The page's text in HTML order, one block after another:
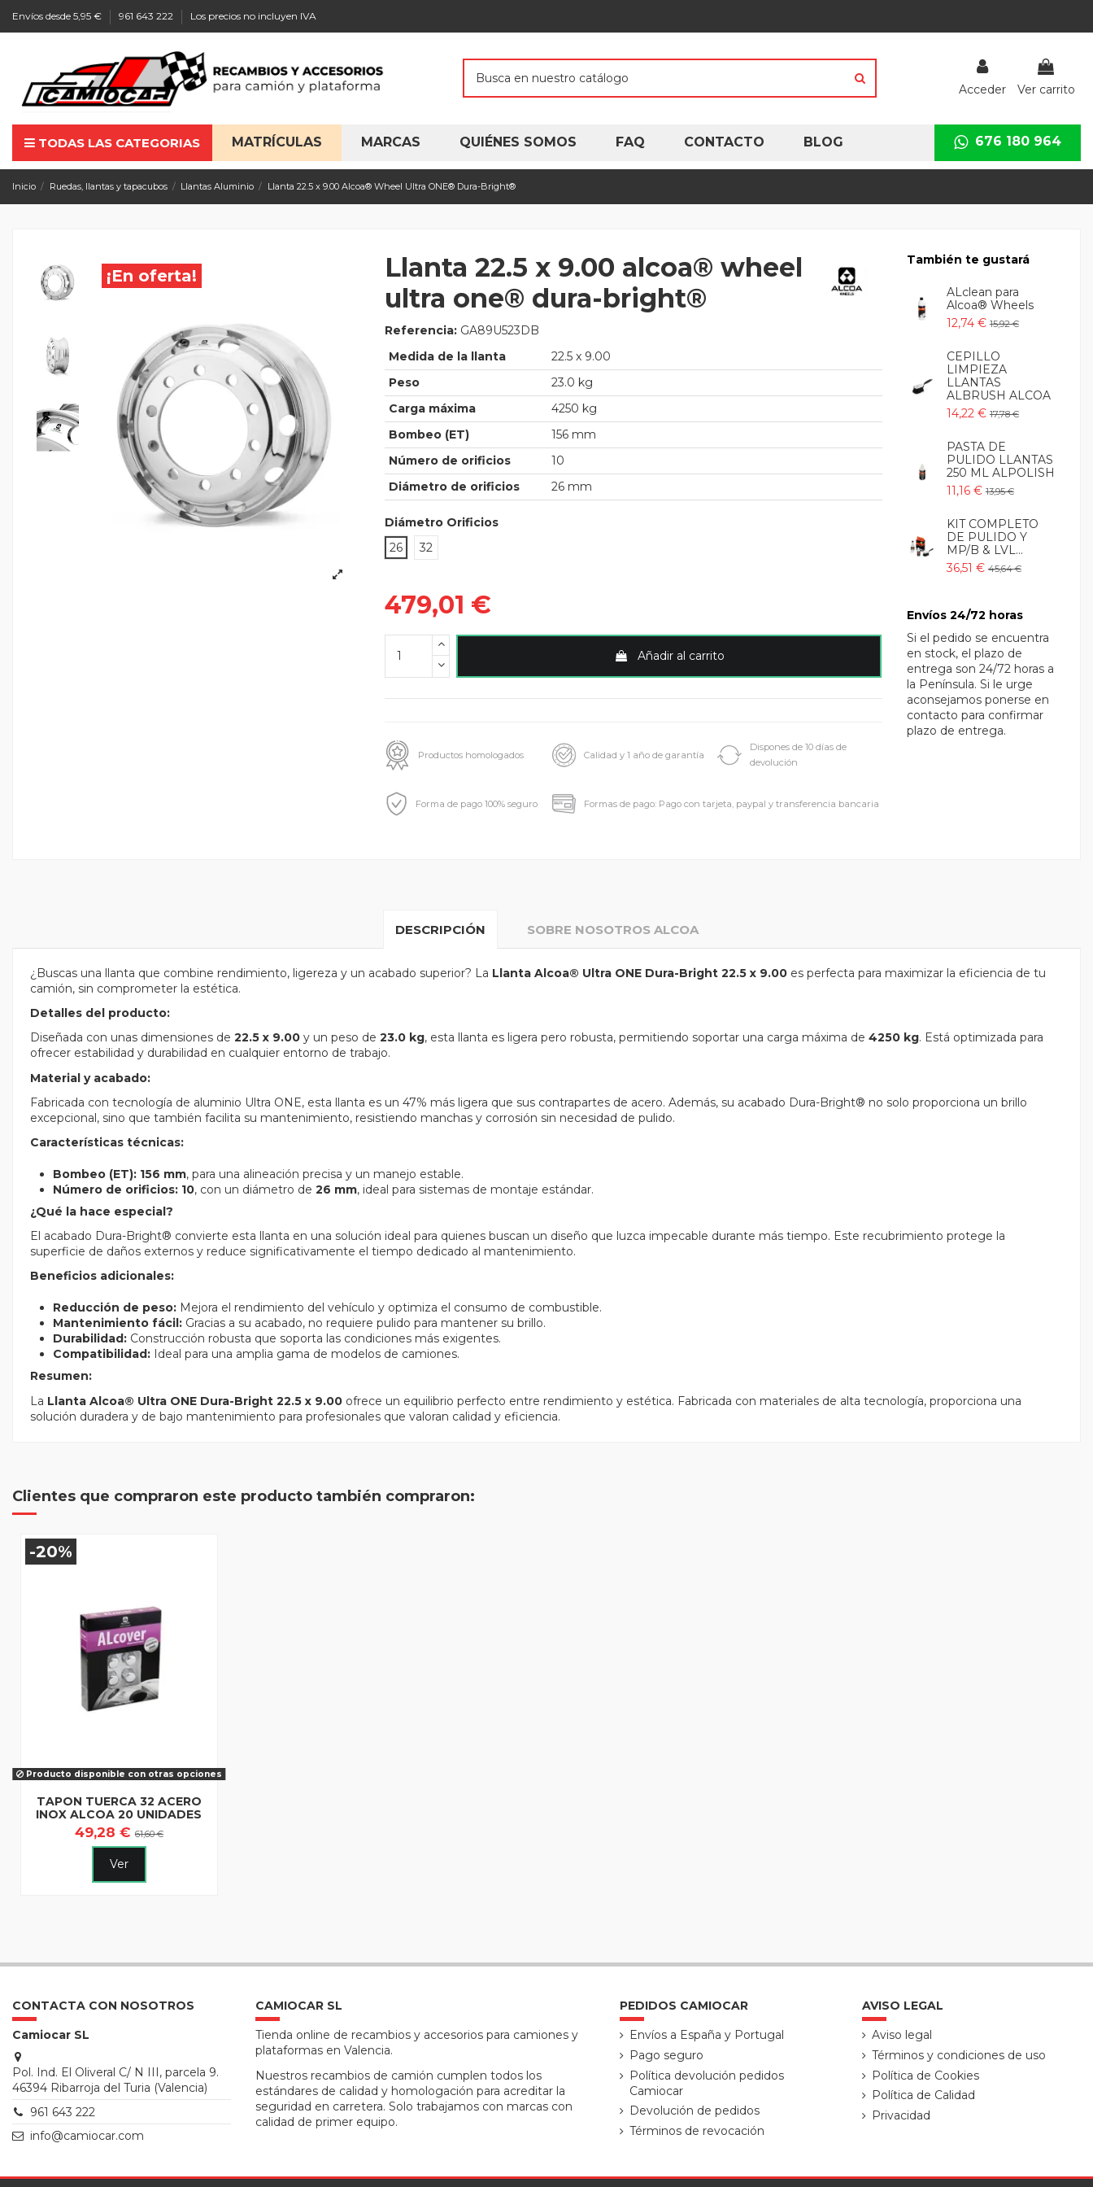
Envíos desde 5,95 € 961 643 222 Los precios no incluyen IVA
Acceder Ver carrito
TODAS LAS CATEGORIAS MATRÍCULAS MARCAS QUIÉNES SOMOS FAQ CONTACTO BLOG 676 180 964
Inicio Ruedas, llantas y tapacubos Llantas Aluminio Llanta 22.5 x 9.00 Alcoa® Wheel Ultra ONE® Dura-Bright®
¡En oferta!
Llanta 22.5 x 9.00 alcoa® wheel
ultra one® dura-bright®
Referencia: GA89U523DB
Medida de la llanta
22.5 x 9.00
Peso
23.0 kg
Carga máxima
4250 kg
Bombeo (ET)
156 mm
Número de orificios
10
Diámetro de orificios
26 mm
Diámetro Orificios
26
32
479,01 €
Añadir al carrito
Productos homologados Calidad y 1 año de garantía
Dispones de 10 días de
devolución
Forma de pago 100% seguro Formas de pago: Pago con tarjeta, paypal y transferencia bancaria
También te gustará
ALclean para
Alcoa® Wheels
12,74 € 15,92 €
CEPILLO
LIMPIEZA
LLANTAS
ALBRUSH ALCOA
14,22 € 17,78 €
PASTA DE
PULIDO LLANTAS
250 ML ALPOLISH
11,16 € 13,95 €
KIT COMPLETO
DE PULIDO Y
MP/B & LVL...
36,51 € 45,64 €
Envíos 24/72 horas
Si el pedido se encuentra
en stock, el plazo de
entrega son 24/72 horas a
la Península. Si le urge
aconsejamos ponerse en
contacto para confirmar
plazo de entrega.
DESCRIPCIÓN SOBRE NOSOTROS ALCOA
¿Buscas una llanta que combine rendimiento, ligereza y un acabado superior? La Llanta Alcoa® Ultra ONE Dura-Bright 22.5 x 9.00 es perfecta para maximizar la eficiencia de tu
camión, sin comprometer la estética.
Detalles del producto:
Diseñada con unas dimensiones de 22.5 x 9.00 y un peso de 23.0 kg, esta llanta es ligera pero robusta, permitiendo soportar una carga máxima de 4250 kg. Está optimizada para
ofrecer estabilidad y durabilidad en cualquier entorno de trabajo.
Material y acabado:
Fabricada con tecnología de aluminio Ultra ONE, esta llanta es un 47% más ligera que sus contrapartes de acero. Además, su acabado Dura-Bright® no solo proporciona un brillo
excepcional, sino que también facilita su mantenimiento, resistiendo manchas y corrosión sin necesidad de pulido.
Características técnicas:
Bombeo (ET): 156 mm, para una alineación precisa y un manejo estable.
Número de orificios: 10, con un diámetro de 26 mm, ideal para sistemas de montaje estándar.
¿Qué la hace especial?
El acabado Dura-Bright® convierte esta llanta en una solución ideal para quienes buscan un diseño que luzca impecable durante más tiempo. Este recubrimiento protege la
superficie de daños externos y reduce significativamente el tiempo dedicado al mantenimiento.
Beneficios adicionales:
Reducción de peso: Mejora el rendimiento del vehículo y optimiza el consumo de combustible.
Mantenimiento fácil: Gracias a su acabado, no requiere pulido para mantener su brillo.
Durabilidad: Construcción robusta que soporta las condiciones más exigentes.
Compatibilidad: Ideal para una amplia gama de modelos de camiones.
Resumen:
La Llanta Alcoa® Ultra ONE Dura-Bright 22.5 x 9.00 ofrece un equilibrio perfecto entre rendimiento y estética. Fabricada con materiales de alta tecnología, proporciona una
solución duradera y de bajo mantenimiento para profesionales que valoran calidad y eficiencia.
Clientes que compraron este producto también compraron:
-20%
Producto disponible con otras opciones
TAPON TUERCA 32 ACERO
INOX ALCOA 20 UNIDADES
49,28 € 61,60 €
Ver
CONTACTA CON NOSOTROS
Camiocar SL
Pol. Ind. El Oliveral C/ N III, parcela 9.
46394 Ribarroja del Turia (Valencia)
961 643 222
info@camiocar.com
CAMIOCAR SL
Tienda online de recambios y accesorios para camiones y
plataformas en Valencia.
Nuestros recambios de camión cumplen todos los
estándares de calidad y homologación para acreditar la
seguridad en carretera. Solo trabajamos con marcas con
calidad de primer equipo.
PEDIDOS CAMIOCAR
Envíos a España y Portugal
Pago seguro
Política devolución pedidos
Camiocar
Devolución de pedidos
Términos de revocación
AVISO LEGAL
Aviso legal
Términos y condiciones de uso
Política de Cookies
Política de Calidad
Privacidad